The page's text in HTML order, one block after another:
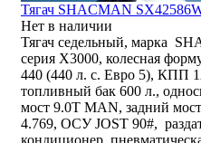
Тягач SHACMAN
Нет в наличии
Тягач седельный, марка
серия Х3000, колесная
440 (440 л. с. Евро 5), КПП
топливный бак 600 л.,
мост 9.0T MAN, задний
4.769, ОСУ JOST 90#,
кондиционер,